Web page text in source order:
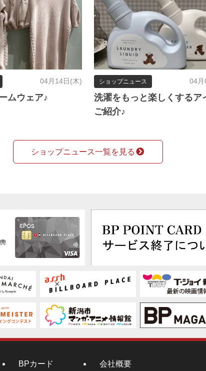
04月14日(木)
ムウェア♪
04月
ショップニュース
洗濯をもっと楽しくするア
ご紹介♪
ショップニュース一覧を見る
BPカード 会社概要